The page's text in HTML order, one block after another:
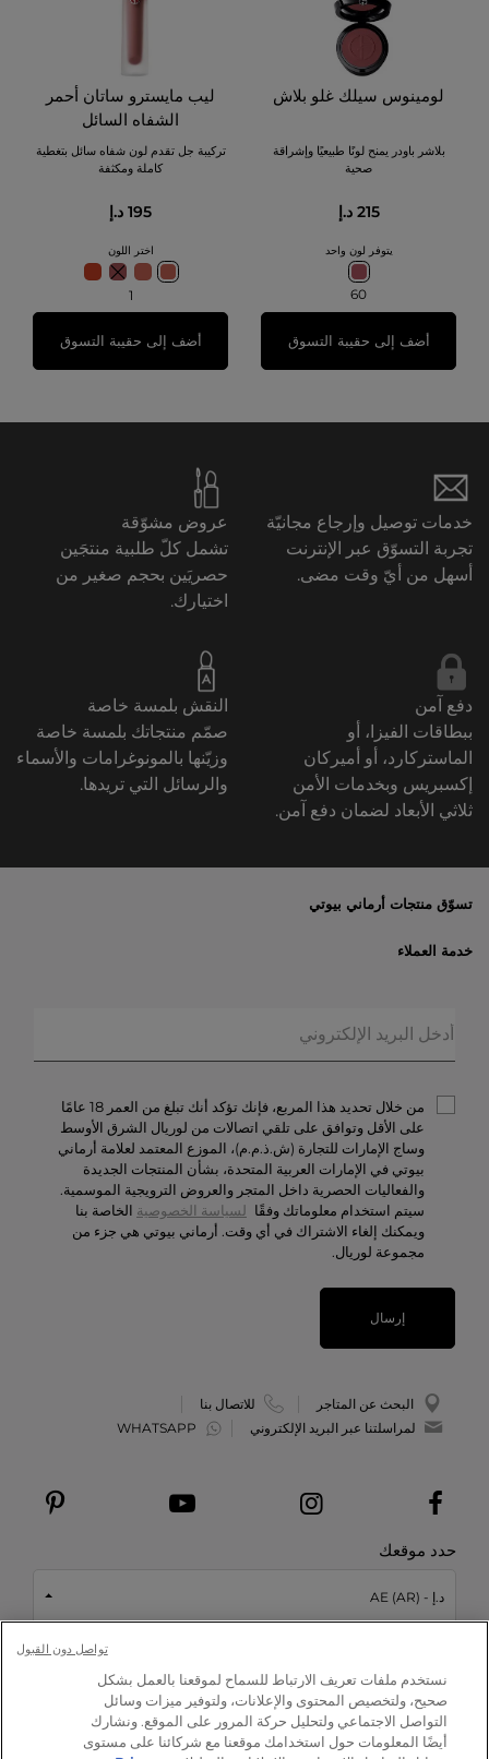
لومينوس سيلك غلو بلاش
بلاشر باودر يمنح لونًا طبيعيًا وإشراقة
صحية
215 د.إ
يتوفر لون واحد
60
أضف إلى حقيبة التسوق
ليب مايسترو ساتان أحمر
الشفاه السائل
تركيبة جل تقدم لون شفاه سائل بتغطية
كاملة ومكثفة
195 د.إ
اختر اللون
1
أضف إلى حقيبة التسوق
خدمات توصيل وإرجاع مجانيّة
تجربة التسوّق عبر الإنترنت
أسهل من أيّ وقت مضى.
عروض مشوّقة
تشمل كلّ طلبية منتجَين
حصريَين بحجم صغير من
اختيارك.
دفع آمن
ببطاقات الفيزا، أو
الماستركارد، أو أميركان
إكسبريس وبخدمات الأمن
ثلاثي الأبعاد لضمان دفع آمن.
النقش بلمسة خاصة
صمّم منتجاتك بلمسة خاصة
وزيّنها بالمونوغرامات والأسماء
والرسائل التي تريدها.
تسوّق منتجات أرماني بيوتي
العروض الحصريّة
المكياج
العطور
خدمة العملاء
حالة الطلبيّة
الخصوصيّة والأمن
الشروط والأحكام
تواصل معنا
الوظائف
من خلال تحديد هذا المربع، فإنك تؤكد أنك تبلغ من العمر 18 عامًا
على الأقل وتوافق على تلقي اتصالات من لوريال الشرق الأوسط
وساج الإمارات للتجارة (ش.ذ.م.م)، الموزع المعتمد لعلامة أرماني
بيوتي في الإمارات العربية المتحدة، بشأن المنتجات الجديدة
والفعاليات الحصرية داخل المتجر والعروض الترويجية الموسمية.
سيتم استخدام معلوماتك وفقًا لسياسة الخصوصية الخاصة بنا
ويمكنك إلغاء الاشتراك في أي وقت. أرماني بيوتي هي جزء من
مجموعة لوريال.
إرسال
البحث عن المتاجر
للاتصال بنا
لمراسلتنا عبر البريد الإلكتروني
WHATSAPP
حدد موقعك
د.إ - AE (AR)
This site is protected by reCAPTCHA and the Google
andTerms of Serviceapply.نستخدم ملفات تعريف الارتباط للسماح لموقعنا بالعمل بشكل
صحيح، ولتخصيص المحتوى والإعلانات، ولتوفير ميزات وسائل
التواصل الاجتماعي ولتحليل حركة المرور على الموقع. ونشارك
أيضًا المعلومات حول استخدامك موقعنا مع شركائنا على مستوى
تواصل دون القبول